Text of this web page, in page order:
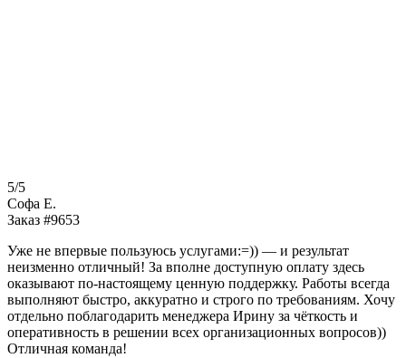
5/5
Софа Е.
Заказ #9653
Уже не впервые пользуюсь услугами:=)) — и результат
неизменно отличный! За вполне доступную оплату здесь
оказывают по-настоящему ценную поддержку. Работы всегда
выполняют быстро, аккуратно и строго по требованиям. Хочу
отдельно поблагодарить менеджера Ирину за чёткость и
оперативность в решении всех организационных вопросов))
Отличная команда!